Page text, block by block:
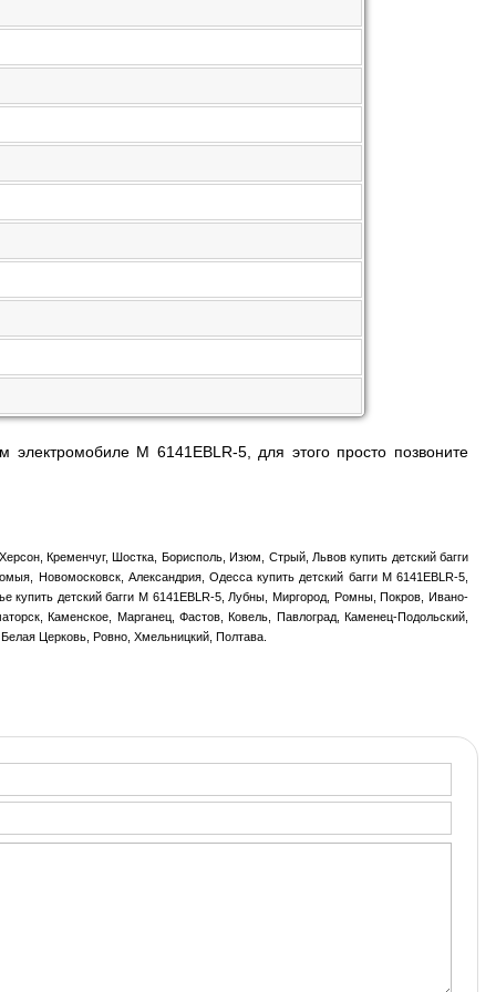
M 6141EBLR-5, для этого просто позвоните
Кременчуг, Шостка, Борисполь, Изюм, Стрый, Львов купить детский багги
Новомосковск, Александрия, Одесса купить детский багги M 6141EBLR-5,
детский багги M 6141EBLR-5, Лубны, Миргород, Ромны, Покров, Ивано-
Каменское, Марганец, Фастов, Ковель, Павлоград, Каменец-Подольский,
Церковь, Ровно, Хмельницкий, Полтава.